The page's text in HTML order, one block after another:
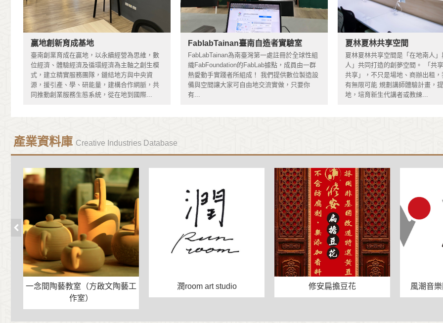
2026-04-22
【資源分享】文創PLUS線上諮詢與輔導申請
2026-02-26
文化幣擴大發放對象13-22歲，3/9-3/20文化部辦理北中南東「藝文消費點招商說明會」，文創品牌千萬別錯
過！
2024-04-15
加強文化創意產業升級轉型貸款專案(113.04.15更新)
(113年)文化部媒合演藝團隊進駐演藝場所合作計畫
2023-12-07
【補助】(113年)文化部推動實體書店發展補助作業
2023-12-06
〈慢慢變臺南〉主題曲MV正式上線！
贏地創新育成基地
臺南創業育成在贏地，以永續經營為思維，數
位經濟、體驗經濟及循環經濟為主軸之創生模
式，建立精實服務團隊，鏈結地方與中央資
源，援引產、學、研能量，建構合作網脈，共
同推動創業服務生態系統，從在地到國際...
FablabTainan臺南自造者實驗室
FabLabTainan為南臺灣第一處註冊於全球性組
織FabFoundation的FabLab據點，成員由一群
熱愛動手實踐者所組成！ 我們提供數位製造設
備與空間讓大家可自由地交流實做，只要你
有...
夏林夏林共享空間
夏林夏林共享空間是「在地南人
人」共同打造的創夢空間。 「共
共享」，不只是場地、商辦出租
有無限可能 規劃講師體驗計畫，
地，培育新生代講者或教練...
產業資料庫 Creative Industries Database
一念間陶藝教室（方啟文陶藝工
作室）
潤room art studio 修安扁擔豆花 風潮音